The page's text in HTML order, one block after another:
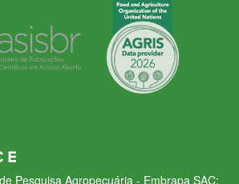
Pesquisa Agropecuária - Embrapa SAC: